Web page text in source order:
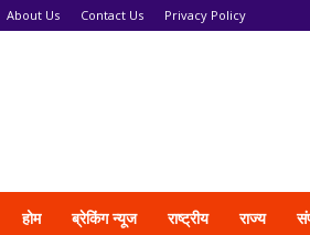
About Us Contact Us Privacy Policy
होम ब्रेकिंग न्यूज राष्ट्रीय राज्य